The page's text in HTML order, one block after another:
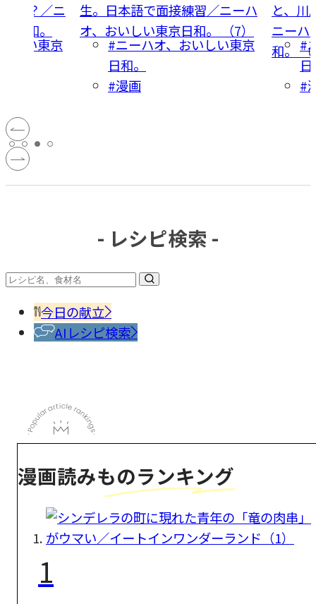
／ニーハ
。 （7）
しい東京
と、川原で焼いたホンビノス／
ニーハオ、おいしい東京日
和。 （6）
#ニーハオ、おいしい東京
日和。
#漫画
やつジ
オ、お
#
#
- レシピ検索 -
今日の献立
AIレシピ検索
漫画読みものランキング
1